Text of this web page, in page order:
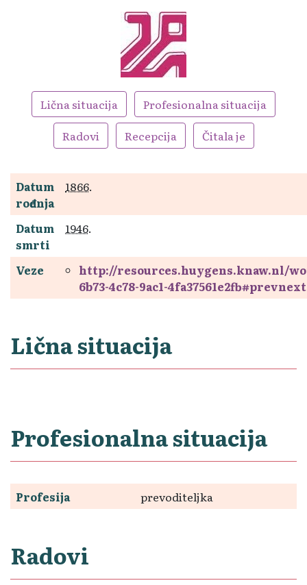
Lična situacija
Profesionalna situacija
Radovi
Recepcija Čitala je
Datum
rođenja
1866.
Datum
smrti
1946.
Veze
http://resources.huygens.knaw.nl/
6b73-4c78-9ac1-
Lična situacija
Profesionalna situacija
Profesija prevoditeljka
Radovi